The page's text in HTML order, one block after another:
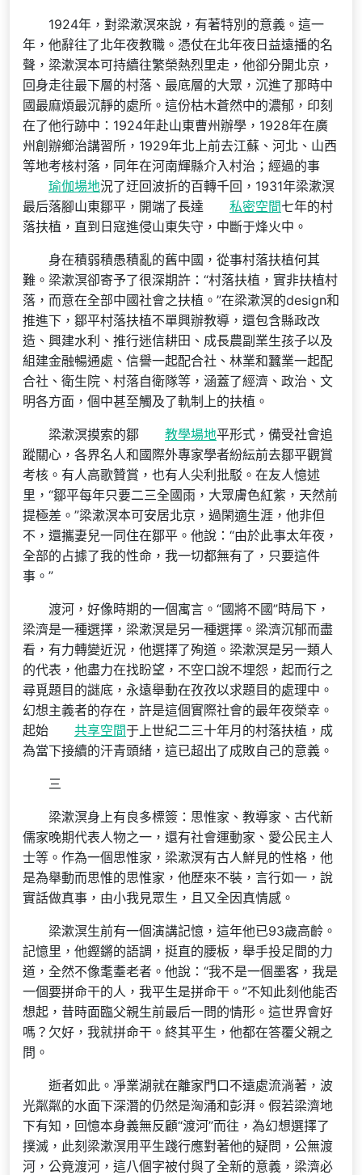
1924年，對梁漱溟來說，有著特別的意義。這一
年，他辭往了北年夜教職。憑仗在北年夜日益遠播的名
聲，梁漱溟本可持續往繁榮熱烈里走，他卻分開北京，
回身走往最下層的村落、最底層的大眾，沉進了那時中
國最麻煩最沉靜的處所。這份枯木蒼然中的濃郁，印刻
在了他行跡中：1924年赴山東曹州辦學，1928年在廣
州創辦鄉治講習所，1929年北上前去江蘇、河北、山西
等地考核村落，同年在河南輝縣介入村治；經過的事
瑜伽場地況了迂回波折的百轉千回，1931年梁漱溟
最后落腳山東鄒平，開端了長達
私密空間七年的村
落扶植，直到日寇進侵山東失守，中斷于烽火中。
身在積弱積愚積亂的舊中國，從事村落扶植何其
難。梁漱溟卻寄予了很深期許：“村落扶植，實非扶植村
落，而意在全部中國社會之扶植。”在梁漱溟的design和
推進下，鄒平村落扶植不單興辦教導，還包含縣政改
造、興建水利、推行迷信耕田、成長農副業生孩子以及
組建金融暢通處、信譽一起配合社、林業和蠶業一起配
合社、衛生院、村落自衛隊等，涵蓋了經濟、政治、文
明各方面，個中甚至觸及了軌制上的扶植。
梁漱溟摸索的鄒 教學場地平形式，備受社會追
蹤關心，各界名人和國際外專家學者紛紜前去鄒平觀賞
考核。有人高歌贊賞，也有人尖利批駁。在友人憶述
里，“鄒平每年只要二三全國雨，大眾膚色紅紫，天然前
提極差。”梁漱溟本可安居北京，過閑適生涯，他非但
不，還攜妻兒一同住在鄒平。他說：“由於此事太年夜，
全部的占據了我的性命，我一切都無有了，只要這件
事。”
渡河，好像時期的一個寓言。“國將不國”時局下，
梁濟是一種選擇，梁漱溟是另一種選擇。梁濟沉郁而盡
看，有力轉變近況，他選擇了殉道。梁漱溟是另一類人
的代表，他盡力在找盼望，不空口說不埋怨，起而行之
尋覓題目的謎底，永遠舉動在孜孜以求題目的處理中。
幻想主義者的存在，許是這個實際社會的最年夜榮幸。
起始
共享空間于上世紀二三十年月的村落扶植，成
為當下接續的汗青頭緒，這已超出了成敗自己的意義。
三
梁漱溟身上有良多標簽：思惟家、教導家、古代新
儒家晚期代表人物之一，還有社會運動家、愛公民主人
士等。作為一個思惟家，梁漱溟有古人鮮見的性格，他
是為舉動而思惟的思惟家，他歷來不裝，言行如一，說
實話做真事，由小我見眾生，且又全因真情感。
梁漱溟生前有一個演講記憶，這年他已93歲高齡。
記憶里，他鏗鏘的語調，挺直的腰板，舉手投足間的力
道，全然不像耄耋老者。他說：“我不是一個墨客，我是
一個要拼命干的人，我平生是拼命干。”不知此刻他能否
想起，昔時面臨父親生前最后一問的情形。這世界會好
嗎？欠好，我就拼命干。終其平生，他都在答覆父親之
問。
逝者如此。凈業湖就在離家門口不遠處流淌著，波
光粼粼的水面下深潛的仍然是洶涌和彭湃。假若梁濟地
下有知，回憶本身義無反顧“渡河”而往，為幻想選擇了
撲滅，此刻梁漱溟用平生踐行應對著他的疑問，公無渡
河，公竟渡河，這八個字被付與了全新的意義，梁濟必